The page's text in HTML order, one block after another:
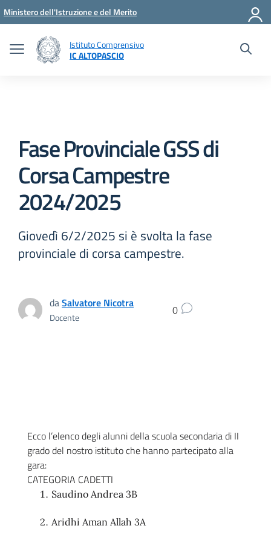
Vai ai contenuti
Vai al menu di navigazione
Vai al footer
Ministero dell'Istruzione e del Merito
Istituto Comprensivo
IC ALTOPASCIO
Fase Provinciale GSS di
Corsa Campestre
2024/2025
Giovedì 6/2/2025 si è svolta la fase
provinciale di corsa campestre.
daSalvatore Nicotra
Docente 0
Ecco l’elenco degli alunni della scuola secondaria di II
grado del nostro istituto che hanno partecipato alla
gara:
CATEGORIA CADETTI
Saudino Andrea 3B
Aridhi Aman Allah 3A